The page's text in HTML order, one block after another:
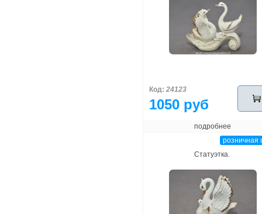
Код: 24123
1050 руб
подробнее
розничная
Статуэтка.